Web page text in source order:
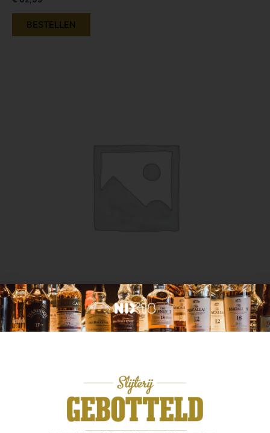
BESTELLEN
Land van herkomst